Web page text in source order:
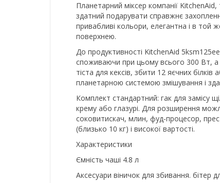
Планетарний міксер компанії KitchenAid,
здатний подарувати справжнє
привабливі кольори, елегантна і в той
поверхнею.
До продуктивності KitchenAid
споживаючи при цьому всього 300 Вт, а
тіста для кексів, збити 12 яєчних
планетарною системою змішування і
Комплект стандартний: гак для замісу
крему або глазурі. Для розширення
соковитискач, млин, фуд-процесор,
(близько 10 кг) і високої вартості.
Характеристики
Ємність чаші 4.8 л
Аксесуари віничок для збивання. бітер